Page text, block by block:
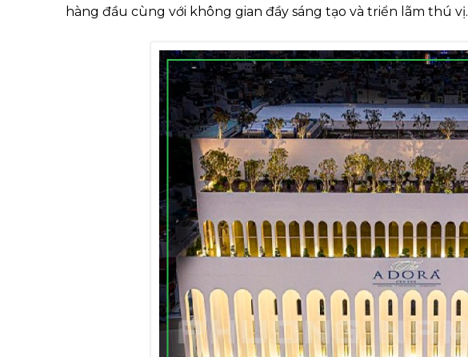
hàng đầu cùng với không gian đầy sáng tạo và triển lãm thú vị.